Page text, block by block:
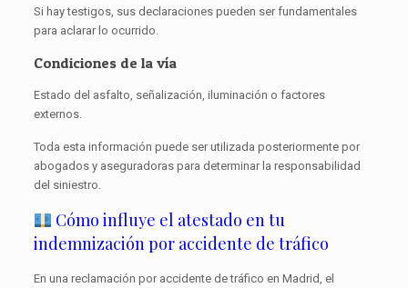
Si hay testigos, sus declaraciones pueden ser fundamentales
para aclarar lo ocurrido.
Condiciones de la vía
Estado del asfalto, señalización, iluminación o factores
externos.
Toda esta información puede ser utilizada posteriormente por
abogados y aseguradoras para determinar la responsabilidad
del siniestro.
Cómo influye el atestado en tu
indemnización por accidente de tráfico
En una reclamación por accidente de tráfico en Madrid, el